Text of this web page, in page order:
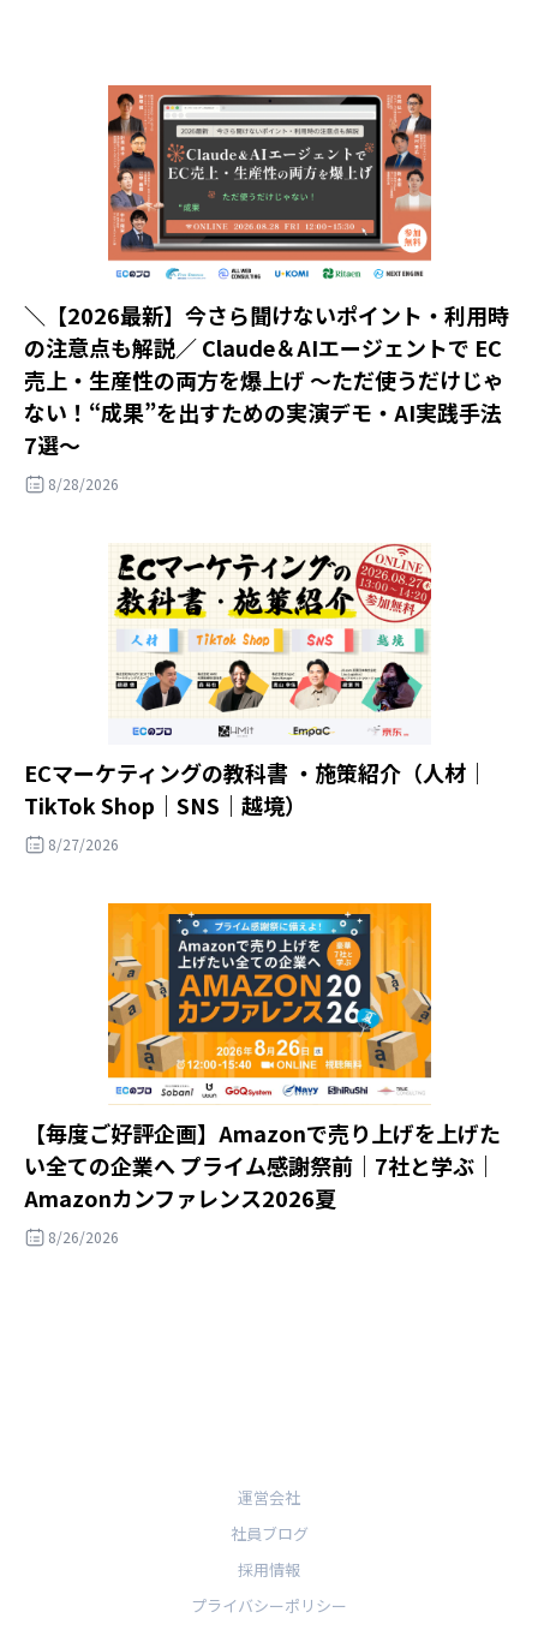
＼【2026最新】今さら聞けないポイント・利用時
の注意点も解説／ Claude＆AIエージェントで EC
売上・生産性の両方を爆上げ ～ただ使うだけじゃ
ない！“成果”を出すための実演デモ・AI実践手法
7選～
8/28/2026
ECマーケティングの教科書 ・施策紹介（人材｜
TikTok Shop｜SNS｜越境）
8/27/2026
【毎度ご好評企画】Amazonで売り上げを上げた
い全ての企業へ プライム感謝祭前｜7社と学ぶ｜
Amazonカンファレンス2026夏
8/26/2026
運営会社
社員ブログ
採用情報
プライバシーポリシー